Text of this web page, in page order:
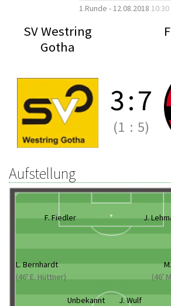
1.Runde - 12.08.2018
SV Westring
Gotha
3:7
(1 : 5)
Aufstellung
F. Fiedler J.
L. Bernhardt
(46' E. Hüttner)
(46'
Unbekannt
J. Wulf